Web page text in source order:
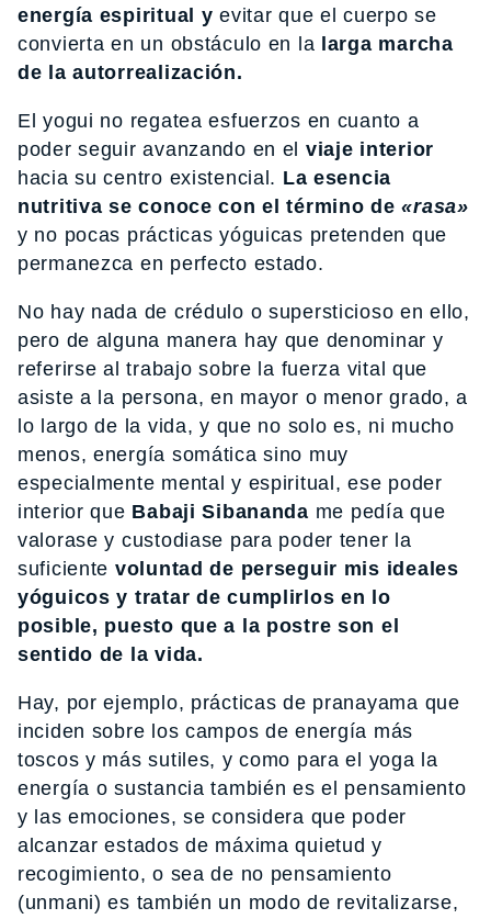
energía espiritual y evitar que el cuerpo se
convierta en un obstáculo en la larga marcha
de la autorrealización.
El yogui no regatea esfuerzos en cuanto a
poder seguir avanzando en el viaje interior
hacia su centro existencial. La esencia
nutritiva se conoce con el término de«rasa»
y no pocas prácticas yóguicas pretenden que
permanezca en perfecto estado.
No hay nada de crédulo o supersticioso en ello,
pero de alguna manera hay que denominar y
referirse al trabajo sobre la fuerza vital que
asiste a la persona, en mayor o menor grado, a
lo largo de la vida, y que no solo es, ni mucho
menos, energía somática sino muy
especialmente mental y espiritual, ese poder
interior que Babaji Sibananda me pedía que
valorase y custodiase para poder tener la
suficiente voluntad de perseguir mis ideales
yóguicos y tratar de cumplirlos en lo
posible, puesto que a la postre son el
sentido de la vida.
Hay, por ejemplo, prácticas de pranayama que
inciden sobre los campos de energía más
toscos y más sutiles, y como para el yoga la
energía o sustancia también es el pensamiento
y las emociones, se considera que poder
alcanzar estados de máxima quietud y
recogimiento, o sea de no pensamiento
(unmani) es también un modo de revitalizarse,